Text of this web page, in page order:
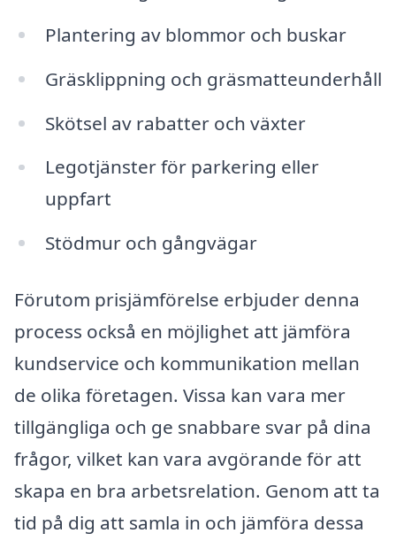
Plantering av blommor och buskar
Gräsklippning och gräsmatteunderhåll
Skötsel av rabatter och växter
Legotjänster för parkering eller
uppfart
Stödmur och gångvägar
Förutom prisjämförelse erbjuder denna
process också en möjlighet att jämföra
kundservice och kommunikation mellan
de olika företagen. Vissa kan vara mer
tillgängliga och ge snabbare svar på dina
frågor, vilket kan vara avgörande för att
skapa en bra arbetsrelation. Genom att ta
tid på dig att samla in och jämföra dessa